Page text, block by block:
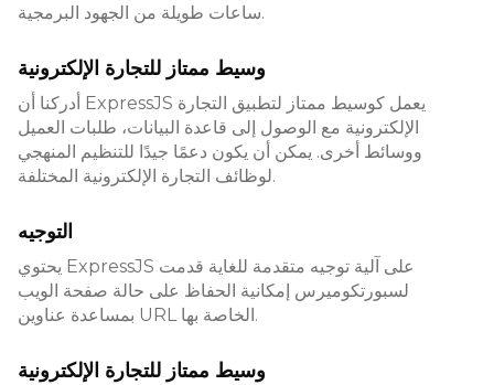
ساعات طويلة من الجهود البرمجية.
وسيط ممتاز للتجارة الإلكترونية
أدركنا أن ExpressJS يعمل كوسيط ممتاز لتطبيق التجارة
الإلكترونية مع الوصول إلى قاعدة البيانات، طلبات العميل
ووسائط أخرى. يمكن أن يكون دعمًا جيدًا للتنظيم المنهجي
لوظائف التجارة الإلكترونية المختلفة.
التوجيه
يحتوي ExpressJS على آلية توجيه متقدمة للغاية قدمت
لسبورتكوميرس إمكانية الحفاظ على حالة صفحة الويب
بمساعدة عناوين URL الخاصة بها.
وسيط ممتاز للتجارة الإلكترونية